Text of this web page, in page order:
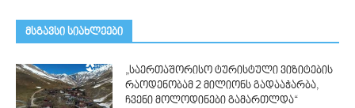
მსგავსი სიახლეები
„საერთაშორისო ტურისტული ვიზიტების
რაოდენობამ 2 მილიონს გადააჭარბა,
ჩვენი მოლოდინები გამართლდა“